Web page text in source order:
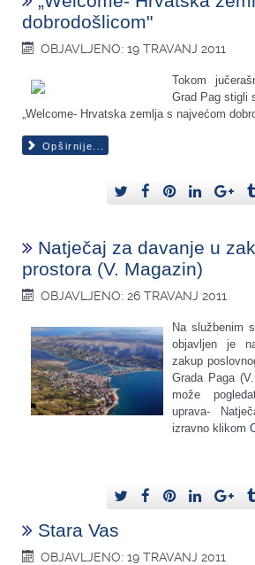
dobrodošlicom"
OBJAVLJENO: 19 TRAVANJ 2011
Tokom
Grad Pag stigli
„Welcome- Hrvatska zemlja s najvećom
Opširnije...
Natječaj za davanje u
prostora (V. Magazin)
OBJAVLJENO: 26 TRAVANJ 2011
Na službenim
objavljen je
zakup
Grada Paga
može
uprava-
izravno klikom
Stara Vas
OBJAVLJENO: 19 TRAVANJ 2011